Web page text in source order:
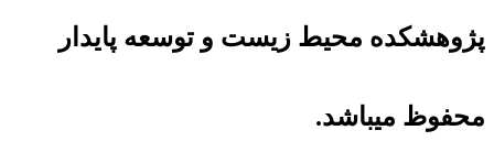
پژوهشکده محیط زیست و توسعه پایدار
محفوظ میباشد.